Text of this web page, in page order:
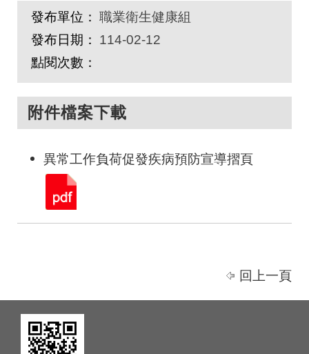
發布單位： 職業衛生健康組
發布日期：
114-02-12
點閱次數：
附件檔案下載
異常工作負荷促發疾病預防宣導摺頁
回上一頁